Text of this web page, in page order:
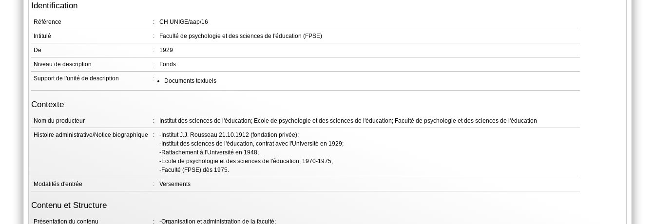
Identification
Référence : CH UNIGE/aap/16
Intitulé : Faculté de psychologie et des sciences de l'éducation (FPSE)
De : 1929
Niveau de description : Fonds
Support de l'unité de description : Documents textuels
Contexte
Nom du producteur : Institut des sciences de l'éducation; Ecole de psychologie et des sciences de l'éducation; Faculté de psychologie et des sciences de l'éducation
Histoire administrative/Notice biographique :
-Institut J.J. Rousseau 21.10.1912 (fondation privée);
-Institut des sciences de l'éducation, contrat avec l'Université en 1929;
-Rattachement à l'Université en 1948;
-Ecole de psychologie et des sciences de l'éducation, 1970-1975;
-Faculté (FPSE) dès 1975.
Modalités d'entrée : Versements
Contenu et Structure
Présentation du contenu :
-Organisation et administration de la faculté;